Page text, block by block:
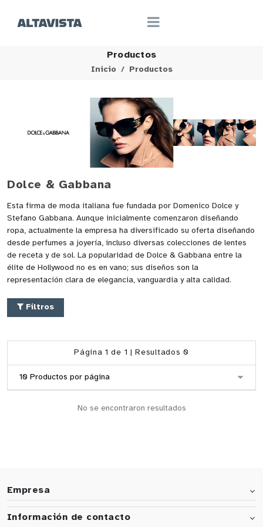
Productos
Inicio Productos
Dolce & Gabbana
Esta firma de moda italiana fue fundada por Domenico Dolce y
Stefano Gabbana. Aunque inicialmente comenzaron diseñando
ropa, actualmente la empresa ha diversificado su oferta diseñando
desde perfumes a joyería, incluso diversas colecciones de lentes
de receta y de sol. La popularidad de Dolce & Gabbana entre la
élite de Hollywood no es en vano; sus diseños son la
representación clara de elegancia, vanguardia y alta calidad.
Filtros
Página 1 de 1 | Resultados 0
No se encontraron resultados
Empresa
Información de contacto